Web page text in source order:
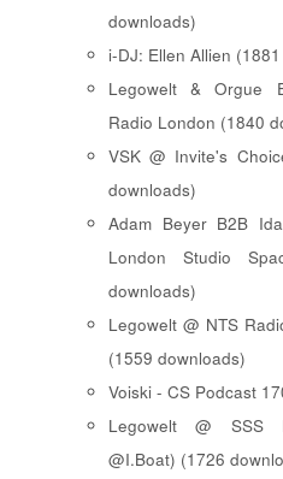
downloads)
i-DJ: Ellen Allien
Legowelt & Orgue
Radio London (1840
VSK @ Invite's
downloads)
Adam Beyer B2B
London Studio
downloads)
Legowelt @ NTS
(1559 downloads)
Voiski - CS Podcast
Legowelt @ SSS
@I.Boat) (1726